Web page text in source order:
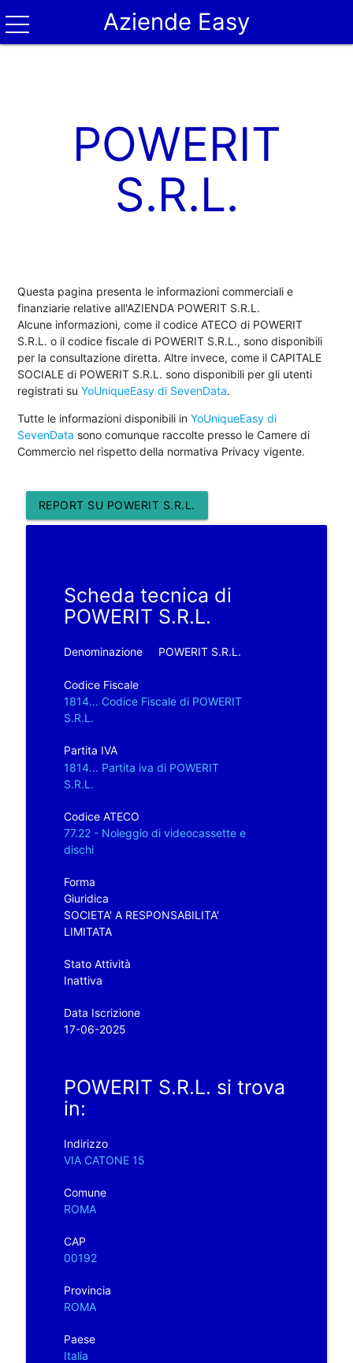
Aziende Easy
POWERIT
S.R.L.
Questa pagina presenta le informazioni commerciali e
finanziarie relative all'AZIENDA POWERIT S.R.L.
Alcune informazioni, come il codice ATECO di POWERIT
S.R.L. o il codice fiscale di POWERIT S.R.L., sono disponibili
per la consultazione diretta. Altre invece, come il CAPITALE
SOCIALE di POWERIT S.R.L. sono disponibili per gli utenti
registrati suYoUniqueEasy di SevenData.
Tutte le informazioni disponibili inYoUniqueEasy di
SevenData sono comunque raccolte presso le Camere di
Commercio nel rispetto della normativa Privacy vigente.
REPORT SU POWERIT S.R.L.
Scheda tecnica di
POWERIT S.R.L.
Denominazione POWERIT S.R.L.
Codice Fiscale
1814... Codice Fiscale di POWERIT
S.R.L.
Partita IVA
1814... Partita iva di POWERIT
S.R.L.
Codice ATECO
77.22 - Noleggio di videocassette e
dischi
Forma
Giuridica
SOCIETA' A RESPONSABILITA'
LIMITATA
Stato Attività
Inattiva
Data Iscrizione
17-06-2025
POWERIT S.R.L. si trova
in:
Indirizzo
VIA CATONE 15
Comune
ROMA
CAP
00192
Provincia
ROMA
Paese
Italia